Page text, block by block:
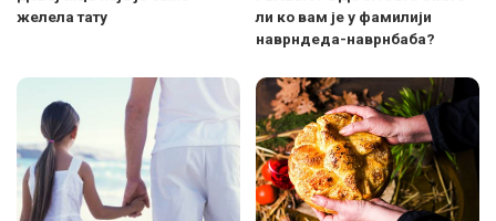
желела тату
ли ко вам је у фамилији
наврндеда-наврнбаба?